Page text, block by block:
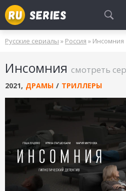
СМОТРЮ
БУДУ СМОТРЕТЬ
УЖЕ СМОТРЕЛ
Русские сериалы » Россия » Инсомния
Инсомния смотреть
2021, ДРАМЫ / ТРИЛЛЕРЫ